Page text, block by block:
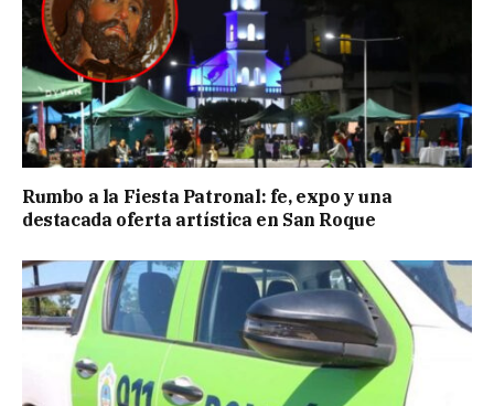
Rumbo a la Fiesta Patronal: fe, expo y una
destacada oferta artística en San Roque